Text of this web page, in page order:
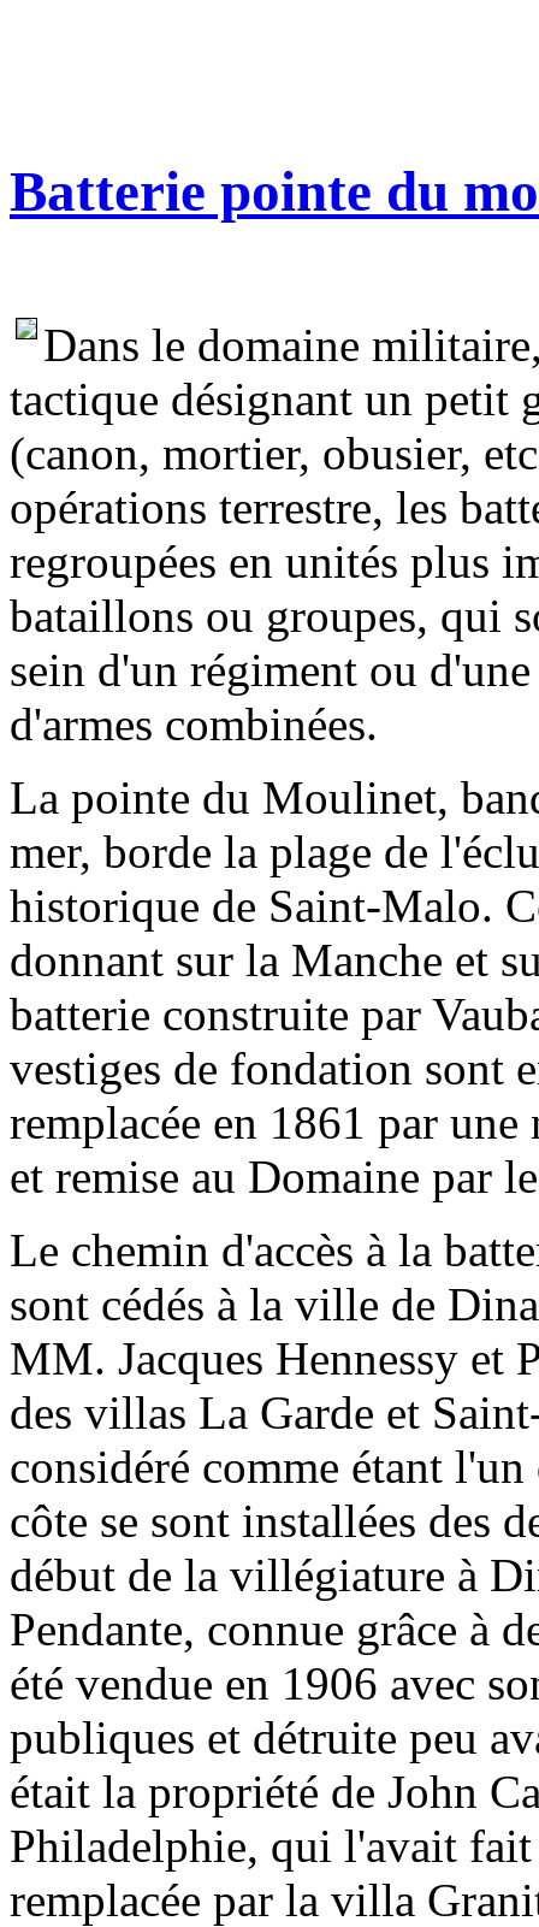
Batterie pointe du
Dans le domaine
tactique désignant un petit
(canon, mortier, obusier,
opérations terrestre, les
regroupées en unités plus
bataillons ou groupes, qui
sein d'un régiment ou
d'armes combinées.
La pointe du Moulinet,
mer, borde la plage de
historique de Saint-Malo.
donnant sur la Manche et
batterie construite par
vestiges de fondation sont
remplacée en 1861 par
et remise au Domaine par
Le chemin d'accès à la
sont cédés à la ville de
MM. Jacques Hennessy et
des villas La Garde et
considéré comme étant
côte se sont installées des
début de la villégiature à
Pendante, connue grâce à
été vendue en 1906 avec
publiques et détruite peu
était la propriété de John
Philadelphie, qui l'avait
remplacée par la villa